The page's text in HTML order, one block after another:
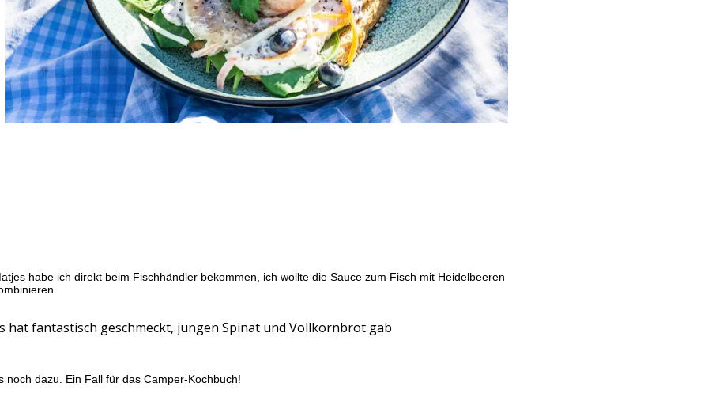
habe ich direkt beim Fischhändler bekommen, ich wollte die Sauce zum Fisch mit Heidelbeeren
hat fantastisch geschmeckt, jungen Spinat und Vollkornbrot gab
noch dazu. Ein Fall für das Camper-Kochbuch!